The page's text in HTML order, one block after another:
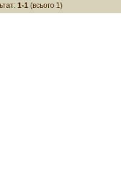
1-1 (всього 1)